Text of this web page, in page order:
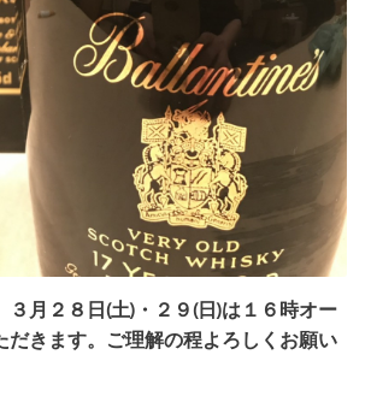
３月２８日(土)・２９(日)は１６時オー
だきます。ご理解の程よろしくお願い